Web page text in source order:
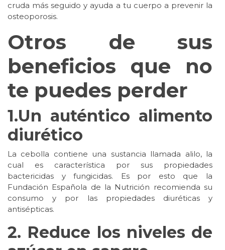
cruda más seguido y ayuda a tu cuerpo a prevenir la
osteoporosis.
Otros de sus
beneficios que no
te puedes perder
1.Un auténtico alimento
diurético
La cebolla contiene una sustancia llamada alilo, la
cual es característica por sus propiedades
bactericidas y fungicidas. Es por esto que la
Fundación Española de la Nutrición recomienda su
consumo y por las propiedades diuréticas y
antisépticas.
2. Reduce los niveles de